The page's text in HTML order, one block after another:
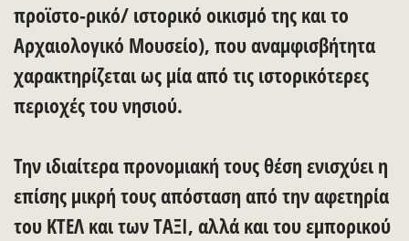
προϊστο-ρικό/ ιστορικό οικισμό της και το
Αρχαιολογικό Μουσείο), που αναμφισβήτητα
χαρακτηρίζεται ως μία από τις ιστορικότερες
περιοχές του νησιού.
Την ιδιαίτερα προνομιακή τους θέση ενισχύει η
επίσης μικρή τους απόσταση από την αφετηρία
του ΚΤΕΛ και των TΑΞΙ, αλλά και του εμπορικού